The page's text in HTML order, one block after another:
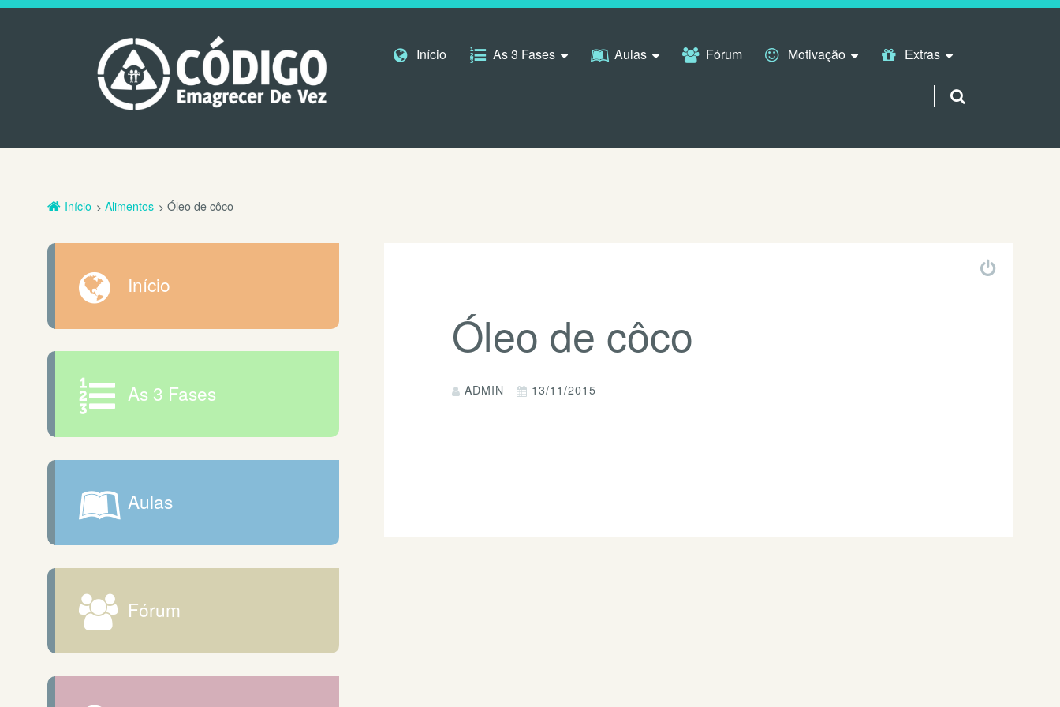
Pular para o conteúdo
Início As 3 Fases Aulas Fórum Motivação Extras
Início Alimentos Óleo de côco
Óleo de côco
ADMIN 13/11/2015
Início
As 3 Fases
Aulas
Fórum